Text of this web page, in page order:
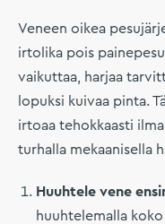
Veneen oikea
irtolika pois
vaikuttaa, harjaa
lopuksi kuivaa pinta.
irtoaa tehokkaasti
turhalla mekaanisella
Huuhtele vene
huuhtelemalla